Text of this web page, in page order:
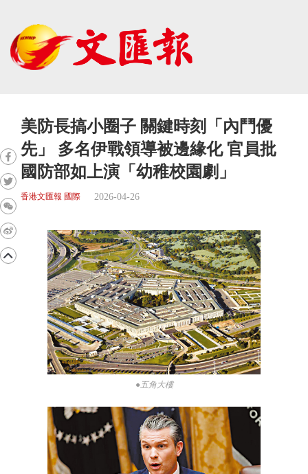
美防長搞小圈子 關鍵時刻「內鬥優
先」 多名伊戰領導被邊緣化 官員批
國防部如上演「幼稚校園劇」
香港文匯報 國際 2026-04-26
●五角大樓